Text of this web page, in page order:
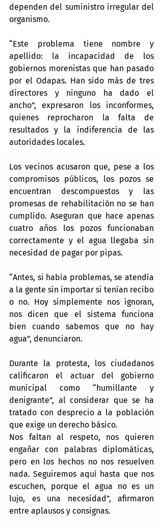
dependen del suministro irregular del
organismo.
“Este problema tiene nombre y
apellido: la incapacidad de los
gobiernos morenistas que han pasado
por el Odapas. Han sido más de tres
directores y ninguno ha dado el
ancho”, expresaron los inconformes,
quienes reprocharon la falta de
resultados y la indiferencia de las
autoridades locales.
Los vecinos acusaron que, pese a los
compromisos públicos, los pozos se
encuentran descompuestos y las
promesas de rehabilitación no se han
cumplido. Aseguran que hace apenas
cuatro años los pozos funcionaban
correctamente y el agua llegaba sin
necesidad de pagar por pipas.
“Antes, si había problemas, se atendía
a la gente sin importar si tenían recibo
o no. Hoy simplemente nos ignoran,
nos dicen que el sistema funciona
bien cuando sabemos que no hay
agua”, denunciaron.
Durante la protesta, los ciudadanos
calificaron el actuar del gobierno
municipal como “humillante y
denigrante”, al considerar que se ha
tratado con desprecio a la población
que exige un derecho básico.
Nos faltan al respeto, nos quieren
engañar con palabras diplomáticas,
pero en los hechos no nos resuelven
nada. Seguiremos aquí hasta que nos
escuchen, porque el agua no es un
lujo, es una necesidad”, afirmaron
entre aplausos y consignas.